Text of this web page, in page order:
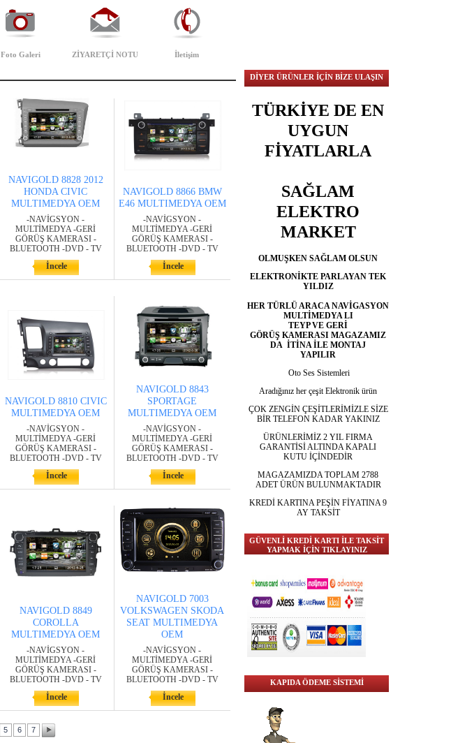
Foto Galeri ZİYARETÇİ NOTU İletişim
NAVIGOLD 8828 2012
HONDA CIVIC
MULTIMEDYA OEM
-NAVİGSYON -
MULTİMEDYA -GERİ
GÖRÜŞ KAMERASI -
BLUETOOTH -DVD - TV
İncele
NAVIGOLD 8866 BMW
E46 MULTIMEDYA OEM
-NAVİGSYON -
MULTİMEDYA -GERİ
GÖRÜŞ KAMERASI -
BLUETOOTH -DVD - TV
İncele
NAVIGOLD 8810 CIVIC
MULTIMEDYA OEM
-NAVİGSYON -
MULTİMEDYA -GERİ
GÖRÜŞ KAMERASI -
BLUETOOTH -DVD - TV
İncele
NAVIGOLD 8843
SPORTAGE
MULTIMEDYA OEM
-NAVİGSYON -
MULTİMEDYA -GERİ
GÖRÜŞ KAMERASI -
BLUETOOTH -DVD - TV
İncele
NAVIGOLD 8849
COROLLA
MULTIMEDYA OEM
-NAVİGSYON -
MULTİMEDYA -GERİ
GÖRÜŞ KAMERASI -
BLUETOOTH -DVD - TV
İncele
NAVIGOLD 7003
VOLKSWAGEN SKODA
SEAT MULTIMEDYA
OEM
-NAVİGSYON -
MULTİMEDYA -GERİ
GÖRÜŞ KAMERASI -
BLUETOOTH -DVD - TV
İncele
5 6 7
DİYER ÜRÜNLER İÇİN BİZE ULAŞIN
TÜRKİYE DE EN
UYGUN
FİYATLARLA
SAĞLAM
ELEKTRO
MARKET
OLMUŞKEN SAĞLAM OLSUN
ELEKTRONİKTE PARLAYAN TEK
YILDIZ
HER TÜRLÜ ARACA NAVİGASYON
MULTİMEDYA LI
TEYP VE GERİ
GÖRÜŞ KAMERASI MAGAZAMIZ
DA İTİNA İLE MONTAJ
YAPILIR
Oto Ses Sistemleri
Aradığınız her çeşit Elektronik ürün
ÇOK ZENGİN ÇEŞİTLERİMİZLE SİZE
BİR TELEFON KADAR YAKINIZ
ÜRÜNLERİMİZ 2 YIL FIRMA
GARANTİSİ ALTINDA KAPALI
KUTU İÇİNDEDİR
MAGAZAMIZDA TOPLAM 2788
ADET ÜRÜN BULUNMAKTADIR
KREDİ KARTINA PEŞİN FİYATINA 9
AY TAKSİT
GÜVENLİ KREDİ KARTI İLE TAKSİT
YAPMAK İÇİN TIKLAYINIZ
KAPIDA ÖDEME SİSTEMİ